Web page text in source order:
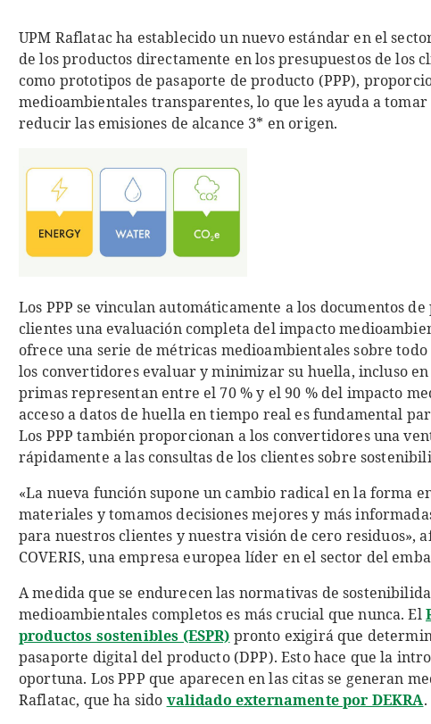
UPM Raflatac ha establecido un nuevo estándar en el
de los productos directamente en los presupuestos de los
como prototipos de pasaporte de producto (PPP),
medioambientales transparentes, lo que les ayuda a
reducir las emisiones de alcance 3* en origen.
Los PPP se vinculan automáticamente a los documentos
clientes una evaluación completa del impacto
ofrece una serie de métricas medioambientales sobre
los convertidores evaluar y minimizar su huella, incluso
primas representan entre el 70 % y el 90 % del impacto
acceso a datos de huella en tiempo real es fundamental
Los PPP también proporcionan a los convertidores una
rápidamente a las consultas de los clientes sobre
«La nueva función supone un cambio radical en la forma
materiales y tomamos decisiones mejores y más
para nuestros clientes y nuestra visión de cero residuos»,
COVERIS, una empresa europea líder en el sector del
A medida que se endurecen las normativas de
medioambientales completos es más crucial que nunca. El
productos sostenibles (ESPR) pronto exigirá que
pasaporte digital del producto (DPP). Esto hace que la
oportuna. Los PPP que aparecen en las citas se generan
Raflatac, que ha sido validado externamente por DEKRA.